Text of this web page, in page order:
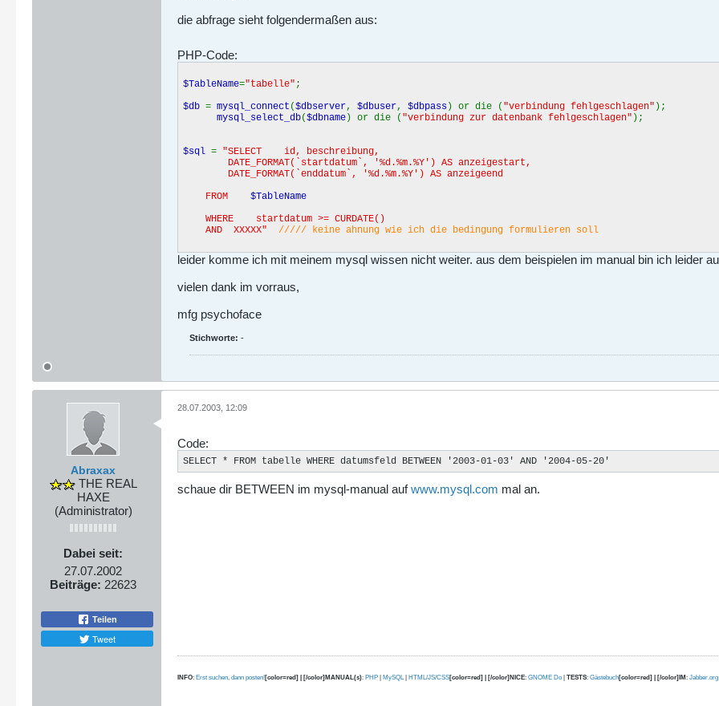
die abfrage sieht folgendermaßen aus:
PHP-Code:
$TableName="tabelle" ;
$db = mysql_connect ($dbserver, $dbuser, $dbpass ) or die ( "verbindung fehlgeschlagen" );
mysql_select_db($dbname ) or die ( "verbindung zur datenbank fehlgeschlagen" );
$sql = "SELECT id, beschreibung,
DATE_FORMAT(`startdatum`, '%d.%m.%Y') AS anzeigestart,
DATE_FORMAT(`enddatum`, '%d.%m.%Y') AS anzeigeend
FROM $TableName
WHERE startdatum >= CURDATE()
AND XXXXX" ///// keine ahnung wie ich die bedingung formulieren soll
leider komme ich mit meinem mysql wissen nicht weiter. aus dem beispielen im manual bin ich leider
vielen dank im vorraus,
mfg psychoface
Stichworte: -
Abraxax
THE REAL
HAXE
(Administrator)
Dabei seit:
27.07.2002
Beiträge: 22623
Teilen
Tweet
28.07.2003, 12:09
Code:
SELECT * FROM tabelle WHERE datumsfeld BETWEEN '2003-01-03' AND '2004-05-20'
schaue dir BETWEEN im mysql-manual aufwww.mysql.com mal an.
INFO: Erst suchen, dann posten![color=red] | [/color]MANUAL(s): PHP | MySQL | HTML/JS/CSS[color=red] | [/color]NICE: GNOME Do | TESTS: Gästebuch[color=red] | [/color]IM: Jabber.org